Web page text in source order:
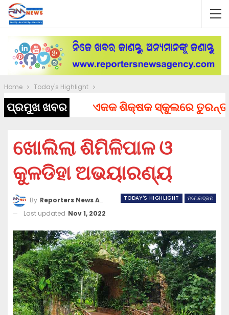
Home Today's Highlight
ପ୍ରମୁଖ ଖବର ଏକକ ଶିକ୍ଷକ ସ୍କୁଲରେ ତୁରନ୍ତ
ଖୋଲିଲା ଶିମିଳିପାଳ ଓ
କୁଳଡିହା ଅଭୟାରଣ୍ୟ
TODAY'S HIGHLIGHT ମନୋରଞ୍ଜନ
By Reporters News Agency
Last updated Nov 1, 2022